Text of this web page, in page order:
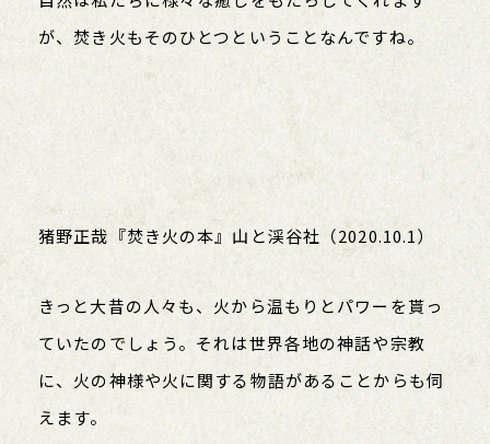
が、焚き火もそのひとつということなんですね。
猪野正哉『焚き火の本』山と渓谷社（2020.10.1）
きっと大昔の人々も、火から温もりとパワーを貰っ
ていたのでしょう。それは世界各地の神話や宗教
に、火の神様や火に関する物語があることからも伺
えます。